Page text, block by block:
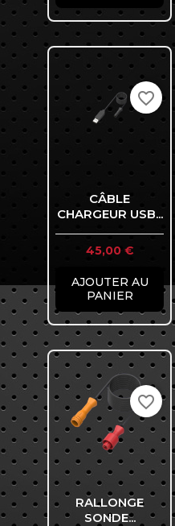
CÂBLE
CHARGEUR USB...
Prix
45,00 €
AJOUTER AU
PANIER
favorite_border
RALLONGE
SONDE...
favorite_border